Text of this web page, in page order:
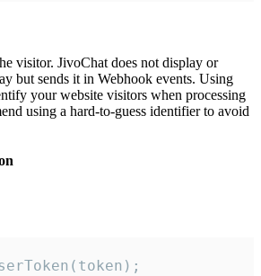
visitor. JivoChat does not display or
but sends it in Webhook events. Using
your website visitors when processing
using a hard-to-guess identifier to avoid